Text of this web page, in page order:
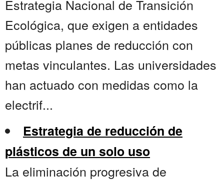
Estrategia Nacional de Transición
Ecológica, que exigen a entidades
públicas planes de reducción con
metas vinculantes. Las universidades
han actuado con medidas como la
electrif...
Estrategia de reducción de
plásticos de un solo uso
La eliminación progresiva de